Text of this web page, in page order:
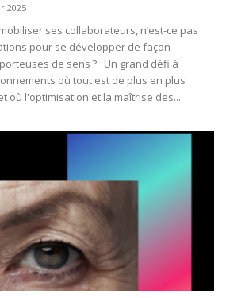
2025
ses collaborateurs, n’est-ce pas
pour se développer de façon
de sens ? Un grand défi à
où tout est de plus en plus
où l'optimisation et la maîtrise des...